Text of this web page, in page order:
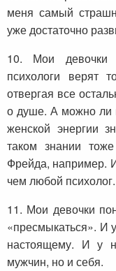
меня самый
уже достаточно
10. Мои девочки
психологи верят
отвергая все
о душе. А можно ли
женской энергии
таком знании
Фрейда, например.
чем любой психолог.
11. Мои девочки
«пресмыкаться». И
настоящему. И у
мужчин, но и себя.